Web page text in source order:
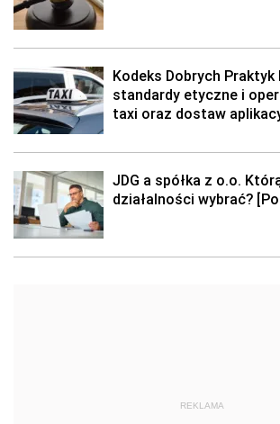
Kodeks Dobrych Praktyk
standardy etyczne i
taxi oraz dostaw
JDG a spółka z o.o.
działalności wybrać?
REKLAMA